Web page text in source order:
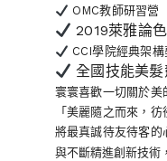
OMC教師研習營
2019萊雅論
CCI學院經典架構
全國技能美
寰寰喜歡一切關於美
「美麗隨之而來，
將最真誠待友待客的
與不斷精進創新技術